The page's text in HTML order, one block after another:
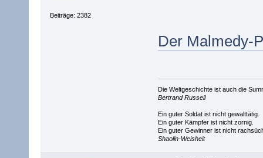
Beiträge: 2382
Der Malmedy-
Die Weltgeschichte ist auch die
Bertrand Russell
Ein guter Soldat ist nicht gewalttätig.
Ein guter Kämpfer ist nicht zornig.
Ein guter Gewinner ist nicht
Shaolin-Weisheit